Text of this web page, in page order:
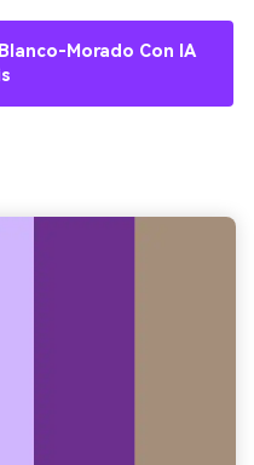
Morado Con IA